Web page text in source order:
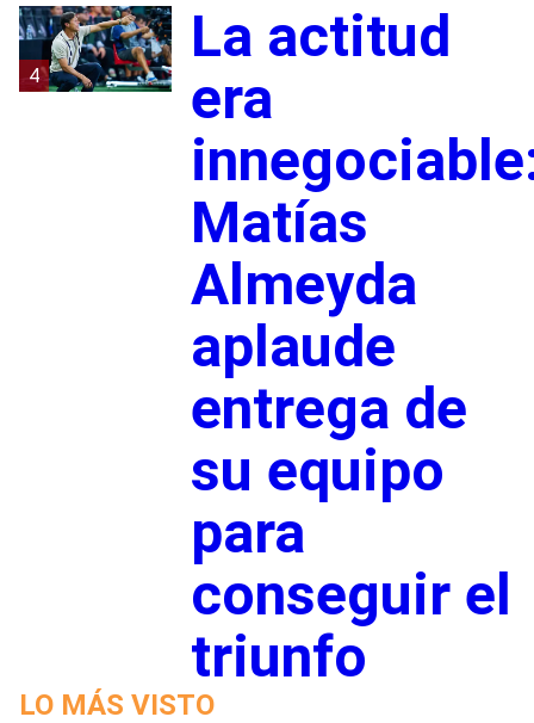
4
La actitud
era
Matías
Almeyda
aplaude
entrega de
su equipo
para
conseguir el
triunfo
LO MÁS VISTO